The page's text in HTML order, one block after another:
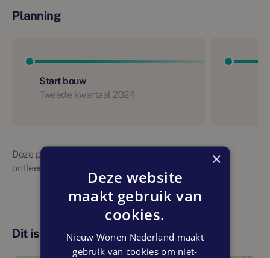
Planning
Start bouw
Tweede kwartaal 2024
Deze planning is indicatief. Er kunnen geen rechten
ontleend worden aan bovenstaande planning
Dit is de locatie
×
Deze website
maakt gebruik van
cookies.
Nieuw Wonen Nederland maakt
gebruik van cookies om niet-